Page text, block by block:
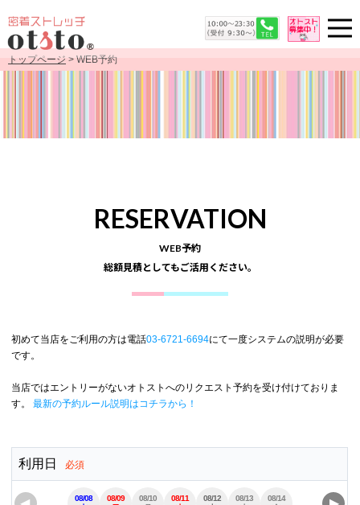
トップページ > WEB予約
RESERVATION
WEB予約
総額見積としてもご活用ください。
初めて当店をご利用の方は電話03-6721-6694にて一度システムの説明が必要
です。
当店ではエントリーがないオトストへのリクエスト予約を受け付けておりま
す。
最新の予約ルール説明はコチラから！
利用日 必須
08/08
08/09
08/10
08/11
08/12
08/13
08/14
08/16